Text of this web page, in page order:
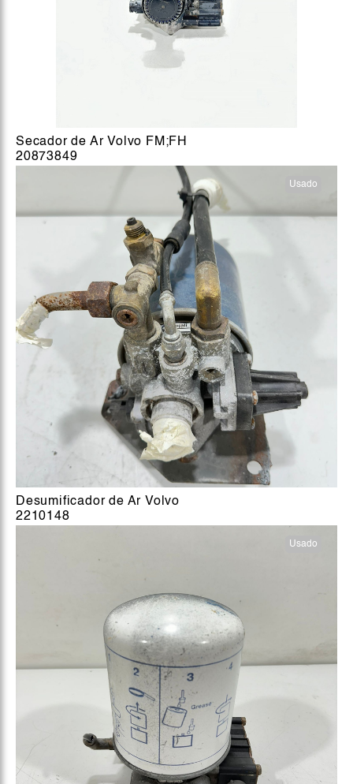
Secador de Ar Volvo FM;FH
20873849
Usado
Desumificador de Ar Volvo
2210148
Usado